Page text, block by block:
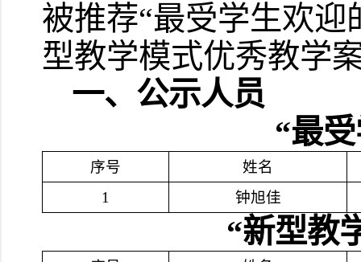
被推荐“最受学生欢迎
型教学模式优秀教学
一、公示人员
“最
序号
姓名
1
钟旭佳
“新型教